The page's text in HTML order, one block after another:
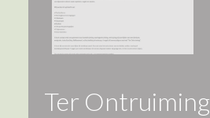
Ter Ontruiming